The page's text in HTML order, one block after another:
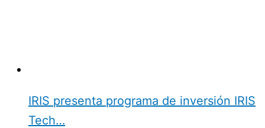
IRIS presenta programa de inversión IRIS
Tech…